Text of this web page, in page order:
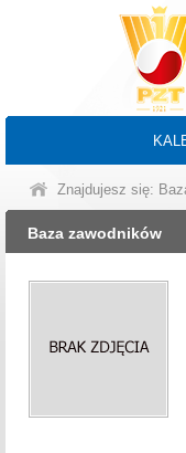
Znajdujesz się:
Baza zawodników